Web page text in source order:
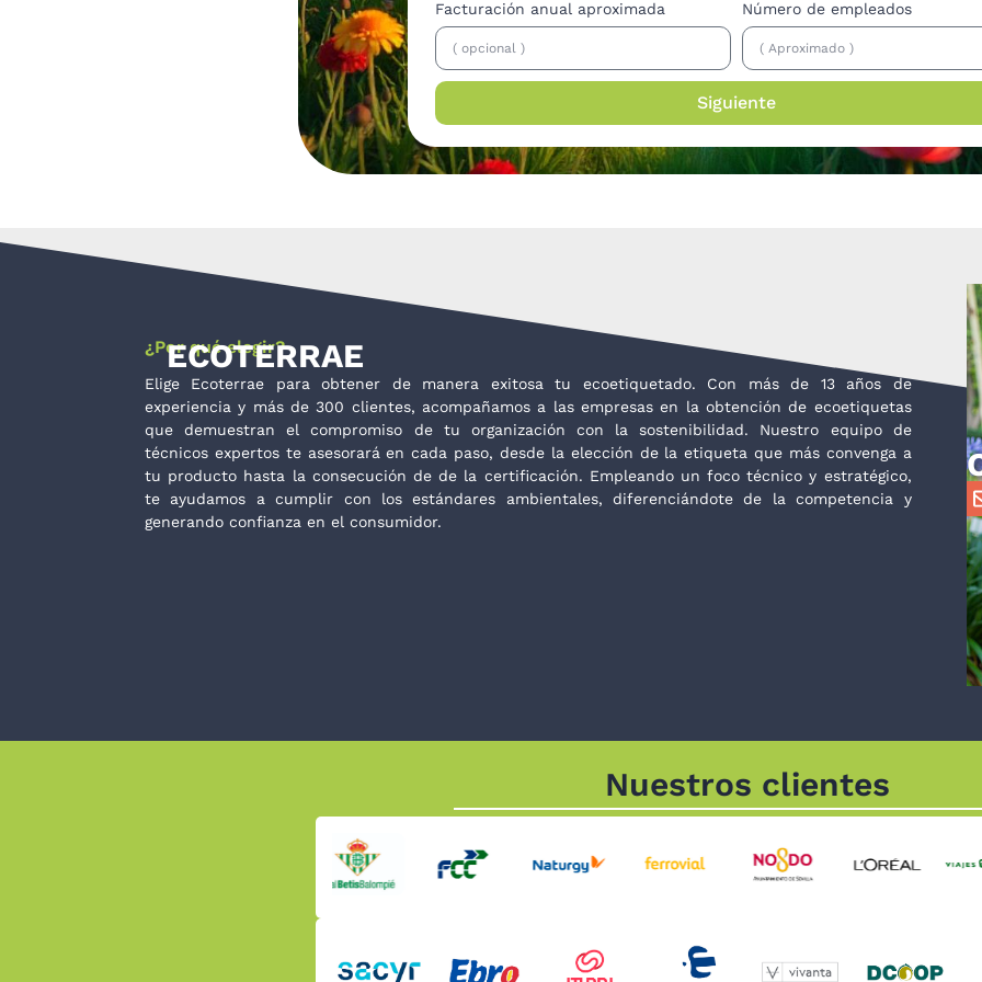
Facturación anual aproximada Número de empleados
Siguiente
¿Por qué elegir?
ECOTERRAE
Elige Ecoterrae para obtener de manera exitosa tu ecoetiquetado. Con más de 13 años de
experiencia y más de 300 clientes, acompañamos a las empresas en la obtención de ecoetiquetas
que demuestran el compromiso de tu organización con la sostenibilidad. Nuestro equipo de
técnicos expertos te asesorará en cada paso, desde la elección de la etiqueta que más convenga a
tu producto hasta la consecución de de la certificación. Empleando un foco técnico y estratégico,
te ayudamos a cumplir con los estándares ambientales, diferenciándote de la competencia y
generando confianza en el consumidor.
Nuestros clientes